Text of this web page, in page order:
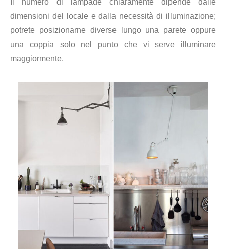
Il numero di lampade chiaramente dipende dalle
dimensioni del locale e dalla necessità di illuminazione;
potrete posizionarne diverse lungo una parete oppure
una coppia solo nel punto che vi serve illuminare
maggiormente.